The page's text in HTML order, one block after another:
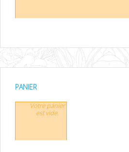
PANIER
Votre panier
est vide.